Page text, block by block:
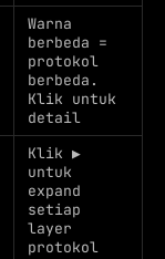
Warna
berbeda =
protokol
berbeda.
Klik untuk
detail
Klik ▶
untuk
expand
setiap
layer
protokol